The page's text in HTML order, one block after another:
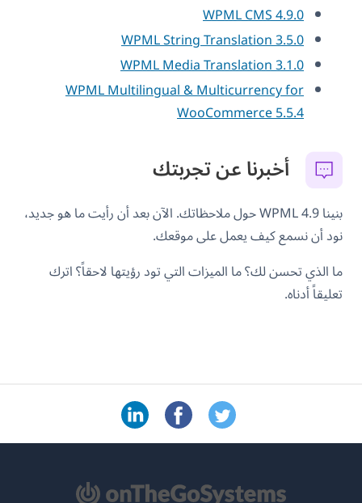
WPML CMS 4.9.0
WPML String Translation 3.5.0
WPML Media Translation 3.1.0
WPML Multilingual & Multicurrency for
WooCommerce 5.5.4
أخبرنا عن تجربتك
بنينا WPML 4.9 حول ملاحظاتك. الآن بعد أن رأيت ما هو جديد،
نود أن نسمع كيف يعمل على موقعك.
ما الذي تحسن لك؟ ما الميزات التي تود رؤيتها لاحقاً؟ اترك
تعليقاً أدناه.